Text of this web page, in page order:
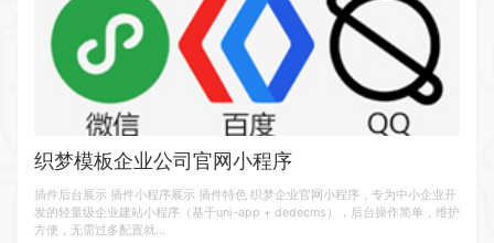
织梦模板企业公司官网小程序
插件后台展示 插件小程序展示 插件特色 织梦企业官网小程序，专为中小企业开
发的轻量级企业建站小程序（基于uni-app + dedecms），后台操作简单，维护
方便，无需过多配置就…